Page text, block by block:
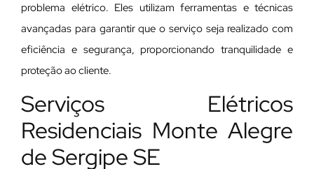
problema elétrico. Eles utilizam ferramentas e técnicas
avançadas para garantir que o serviço seja realizado com
eficiência e segurança, proporcionando tranquilidade e
proteção ao cliente.
Serviços Elétricos
Residenciais Monte Alegre
de Sergipe SE